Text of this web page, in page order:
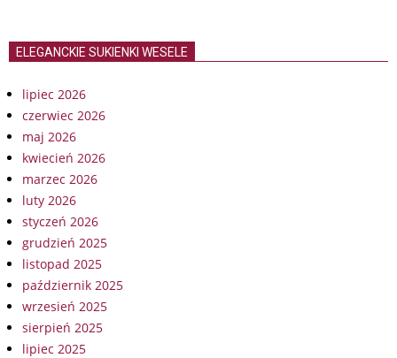
ELEGANCKIE SUKIENKI WESELE
lipiec 2026
czerwiec 2026
maj 2026
kwiecień 2026
marzec 2026
luty 2026
styczeń 2026
grudzień 2025
listopad 2025
październik 2025
wrzesień 2025
sierpień 2025
lipiec 2025